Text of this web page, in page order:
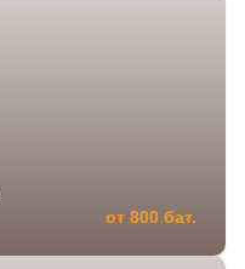
от 800 бат.